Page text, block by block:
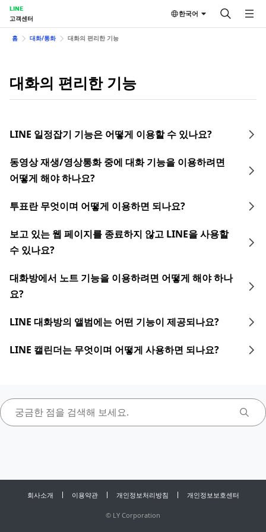
LINE
고객센터
한국어
홈 대화/통화 대화의 편리한 기능
대화의 편리한 기능
LINE 일정잡기 기능은 어떻게 이용할 수 있나요?
동영상 재생/영상통화 중에 대화 기능을 이용하려면
어떻게 해야 하나요?
투표란 무엇이며 어떻게 이용하면 되나요?
보고 있는 웹 페이지를 종료하지 않고 LINE을 사용할
수 있나요?
대화방에서 노트 기능을 이용하려면 어떻게 해야 하나
요?
LINE 대화방의 앨범에는 어떤 기능이 제공되나요?
LINE 캘린더는 무엇이며 어떻게 사용하면 되나요?
회사소개 이용약관 개인정보처리방침 개인정보보호센터
© LY Corporation